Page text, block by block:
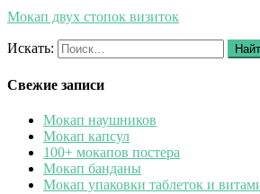
Мокап двух стопок визиток
Искать:
Свежие записи
Мокап наушников
Мокап капсул
100+ мокапов постера
Мокап банданы
Мокап упаковки таблеток и